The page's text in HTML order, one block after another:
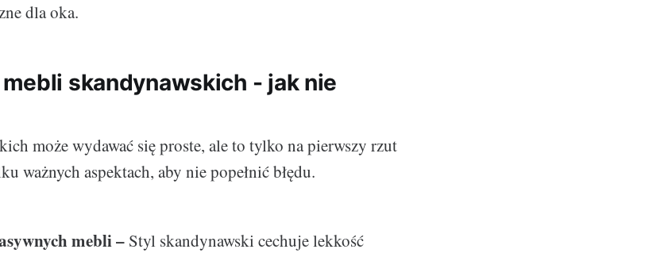
dla oka.
skandynawskich - jak nie
może wydawać się proste, ale to tylko na pierwszy rzut
ważnych aspektach, aby nie popełnić błędu.
mebli – Styl skandynawski cechuje lekkość